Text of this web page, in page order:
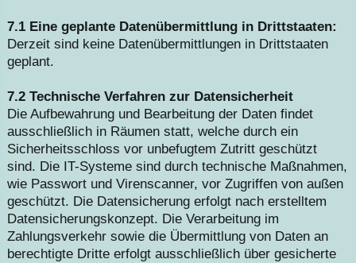
7.1 Eine geplante Datenübermittlung in Drittstaaten:
Derzeit sind keine Datenübermittlungen in Drittstaaten
geplant.
7.2 Technische Verfahren zur Datensicherheit
Die Aufbewahrung und Bearbeitung der Daten findet
ausschließlich in Räumen statt, welche durch ein
Sicherheitsschloss vor unbefugtem Zutritt geschützt
sind. Die IT-Systeme sind durch technische Maßnahmen,
wie Passwort und Virenscanner, vor Zugriffen von außen
geschützt. Die Datensicherung erfolgt nach erstelltem
Datensicherungskonzept. Die Verarbeitung im
Zahlungsverkehr sowie die Übermittlung von Daten an
berechtigte Dritte erfolgt ausschließlich über gesicherte